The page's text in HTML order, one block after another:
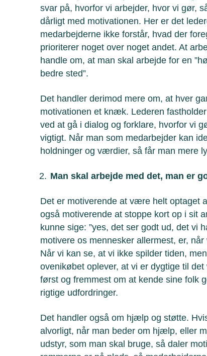
svar på, hvorfor vi arbejder, hvor vi gør,
dårligt med motivationen. Her er det
medarbejderne ikke forstår, hvad der
prioriterer noget over noget andet. At
handle om, at man skal arbejde for en
bedre sted”.
Det handler derimod mere om, at hver
motivationen et knæk. Lederen
ved at gå i dialog og forklare, hvorfor vi
vigtigt. Når man som medarbejder kan
holdninger og værdier, så får man mere
Man skal arbejde med det, man er
Det er motiverende at være helt optaget
også motiverende at stoppe kort op i sit
kunne sige: ”yes, det ser godt ud, det vi
motivere os mennesker allermest, er,
Når vi kan se, at vi ikke spilder tiden,
ovenikøbet oplever, at vi er dygtige til
først og fremmest om at kende sine folk
rigtige udfordringer.
Det handler også om hjælp og støtte.
alvorligt, når man beder om hjælp, eller
udstyr, som man skal bruge, så daler